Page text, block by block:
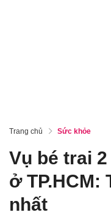
Trang chủ Sức khỏe
Vụ bé trai
ở TP.HCM:
nhất